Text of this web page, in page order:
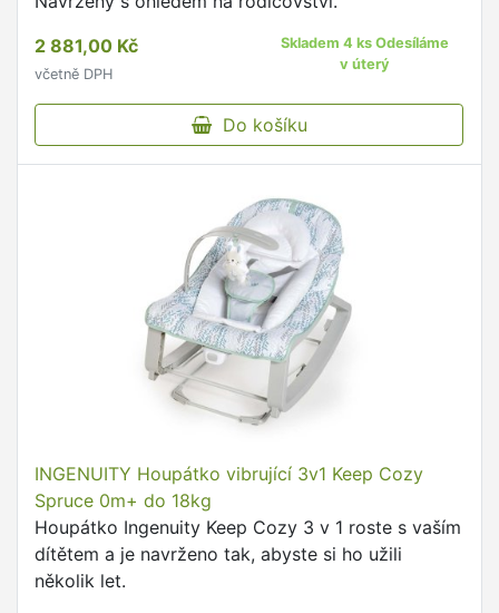
2 881,00 Kč
včetně DPH
Skladem 4 ks Odesíláme
v úterý
Do košíku
INGENUITY Houpátko vibrující 3v1 Keep Cozy
Spruce 0m+ do 18kg
Houpátko Ingenuity Keep Cozy 3 v 1 roste s vaším
dítětem a je navrženo tak, abyste si ho užili
několik let.